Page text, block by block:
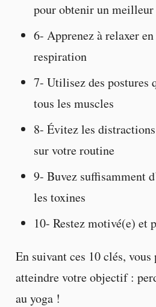
pour obtenir un
6- Apprenez à relaxer
respiration
7- Utilisez des postures
tous les muscles
8- Évitez les
sur votre routine
9- Buvez suffisamment
les toxines
10- Restez motivé(e) et
En suivant ces 10 clés,
atteindre votre objectif :
au yoga !